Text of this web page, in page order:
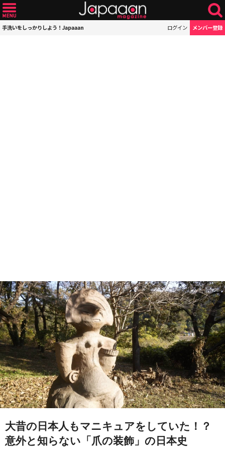
手洗いをしっかりしよう！Japaaan ログイン メンバー登録
大昔の日本人もマニキュアをしていた！？
意外と知らない「爪の装飾」の日本史